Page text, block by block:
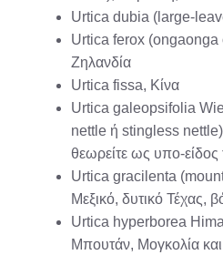
Urtica dubia (large-
Urtica ferox
Ζηλανδία
Urtica fissa, Κίνα
Urtica galeopsifolia
nettle ή stingless
θεωρείτε ως υπο-
Urtica gracilenta
Μεξικό, δυτικό Τέχας,
Urtica hyperborea
Μπουτάν, Μογκολία